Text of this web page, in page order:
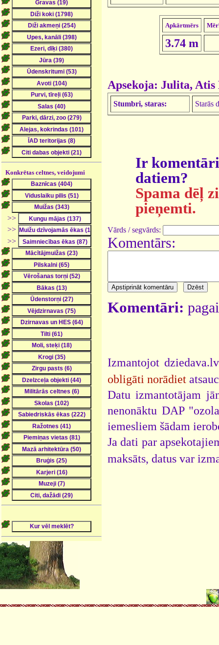
Konkrētas celtnes, veidojumi
>>
>>
>>
Apkārtmērs
3.74 m
Apsekoja: Julita,
Stumbri, staras: Starās
Ir
datiem?
Spama dēļ
pieņemti.
Vārds / segvārds:
Komentārs:
Komentāri:
Izmantojot
obligāti norādiet
Datu izmantotājam
nenonāktu DAP
iemesliem šādam
Ja dati par
maksāts, datus var